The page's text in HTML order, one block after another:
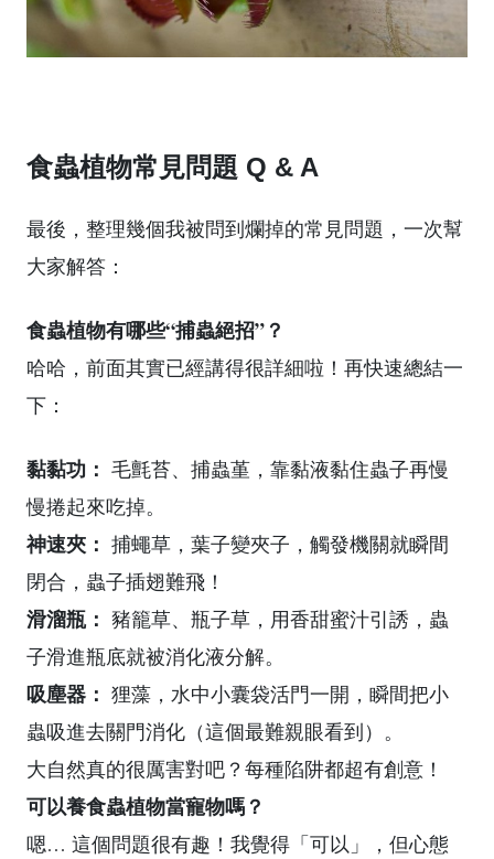
食蟲植物常見問題 Q & A
最後，整理幾個我被問到爛掉的常見問題，一次幫
大家解答：
食蟲植物有哪些“捕蟲絕招”？
哈哈，前面其實已經講得很詳細啦！再快速總結一
下：
黏黏功： 毛氈苔、捕蟲堇，靠黏液黏住蟲子再慢
慢捲起來吃掉。
神速夾： 捕蠅草，葉子變夾子，觸發機關就瞬間
閉合，蟲子插翅難飛！
滑溜瓶： 豬籠草、瓶子草，用香甜蜜汁引誘，蟲
子滑進瓶底就被消化液分解。
吸塵器： 狸藻，水中小囊袋活門一開，瞬間把小
蟲吸進去關門消化（這個最難親眼看到）。
大自然真的很厲害對吧？每種陷阱都超有創意！
可以養食蟲植物當寵物嗎？
嗯… 這個問題很有趣！我覺得「可以」，但心態